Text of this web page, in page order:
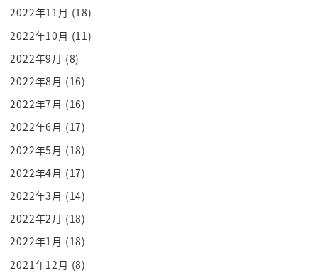
ですよ
ただいまーとかじゃないですかただいま
1個私の中で決めてることで
廊下中に聞こえるようになっていうかそこ
のフロアの
廊下に聞こえるように
それもなんでかって言ったらなんか最初の
時あの家にいて
こそっと入ってきた
合鍵を持ってる時ねこそっと入ってきて
なるほどなってこういうのってこれをOK
にしてしまうと何かこっそり入ってきて何
をしてるか見てやろうとか思ったりする
2022年11月 (18)
2022年10月 (11)
2022年9月 (8)
2022年8月 (16)
2022年7月 (16)
2022年6月 (17)
2022年5月 (18)
2022年4月 (17)
2022年3月 (14)
2022年2月 (18)
2022年1月 (18)
2021年12月 (8)